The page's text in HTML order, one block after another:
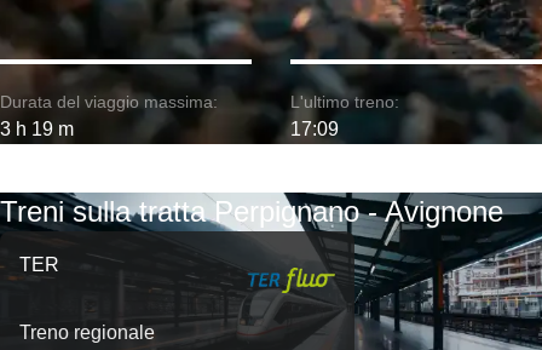
Durata del viaggio massima:
3 h 19 m
L'ultimo treno:
17:09
Treni sulla tratta Perpignano - Avignone
TER
Treno regionale